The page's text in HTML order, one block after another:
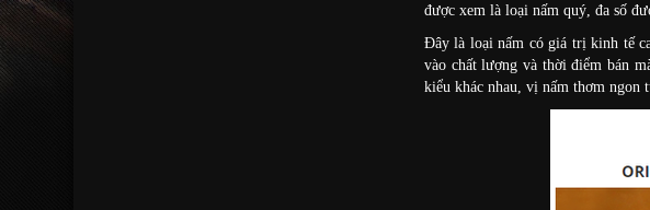
được xem là loại nấm quý, đa số
Đây là loại nấm có giá trị kinh tế
vào chất lượng và thời điểm bán
kiểu khác nhau, vị nấm thơm ngon